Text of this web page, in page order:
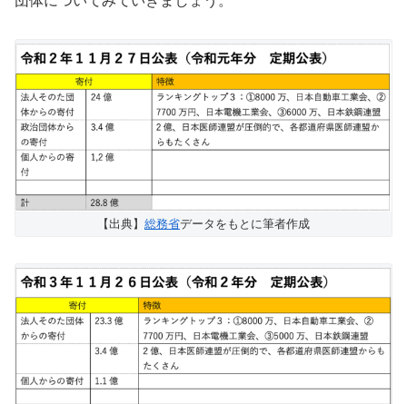
【出典】 総務省データをもとに筆者作成